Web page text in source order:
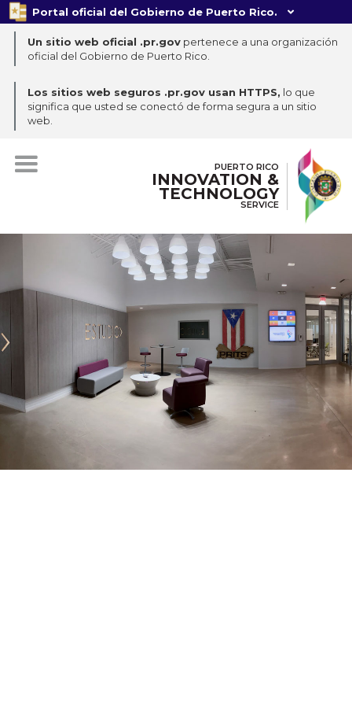
Portal oficial del Gobierno de Puerto Rico. 
Un sitio web oficial .pr.govpertenece a una organización
oficial del Gobierno de Puerto Rico.
Los sitios web seguros .pr.gov usan HTTPS, lo que
significa que usted se conectó de forma segura a un sitio
web.
PUERTO RICO
INNOVATION &
TECHNOLOGY
SERVICE